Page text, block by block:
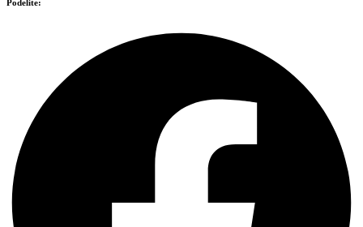
Podelite: